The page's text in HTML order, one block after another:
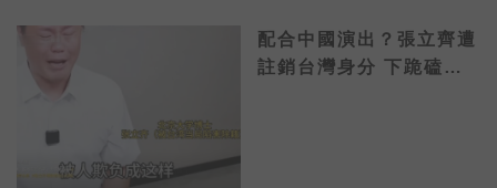
配合中國演出？張立齊遭
註銷台灣身分 下跪磕頭